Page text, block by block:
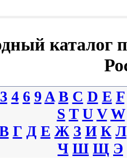
каталог
3 4 6 9 A B C D E F
S T U V W
Г Д Е Ж З И К Л
Ч Ш Щ Э